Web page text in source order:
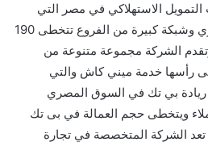
التمويل الاستهلاكي في مصر التي
تأسست عام 1997 بتواجد قوي وشبكة كبيرة من الفروع تتخطى 190
الشركة مجموعة متنوعة من
رأسها خدمة ميني كاش والتي
بي تك في السوق المصري
ويتخطى حجم العمالة في بى تك
حيث تعد الشركة المتخصصة في تجارة